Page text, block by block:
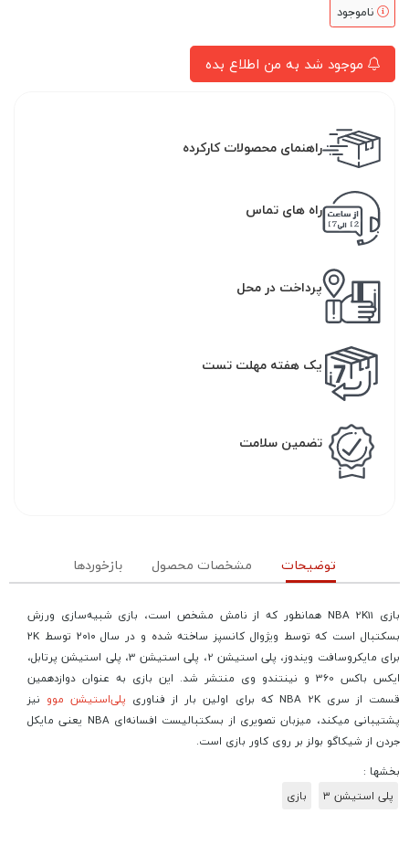
ناموجود
موجود شد به من اطلاع بده
راهنمای محصولات کارکرده
راه های تماس
پرداخت در محل
یک هفته مهلت تست
تضمین سلامت
توضیحات مشخصات محصول بازخوردها
بازی NBA 2K11 همانطور که از نامش مشخص است، بازی شبیه‌سازی ورزش
بسکتبال است که توسط ویژوال کانسپز ساخته شده و در سال ۲۰۱۰ توسط ۲K
برای مایکروسافت ویندوز، پلی استیشن 2، پلی استیشن 3، پلی استیشن پرتابل،
ایکس باکس 360 و نینتندو وی منتشر شد. این بازی به عنوان دوازدهمین
قسمت از سری NBA 2K که برای اولین بار از فناوری
پلی‌استیشن موو نیز
پشتیبانی میکند، میزبان تصویری از بسکتبالیست افسانه‌ای NBA یعنی مایکل
جردن از شیکاگو بولز بر روی کاور بازی است.
بخشها :
پلی استیشن ۳
بازی